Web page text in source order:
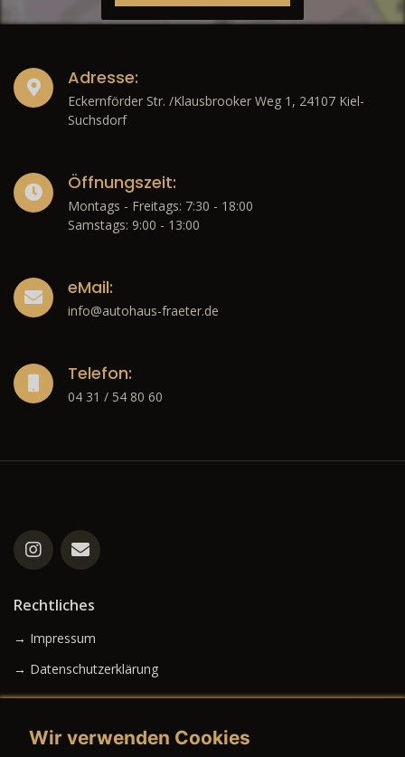
Adresse:
Eckernförder Str. /Klausbrooker Weg 1, 24107 Kiel-
Suchsdorf
Öffnungszeit:
Montags - Freitags: 7:30 - 18:00
Samstags: 9:00 - 13:00
eMail:
info@autohaus-fraeter.de
Telefon:
04 31 / 54 80 60
Rechtliches
→ Impressum
→ Datenschutzerklärung
Wir verwenden Cookies